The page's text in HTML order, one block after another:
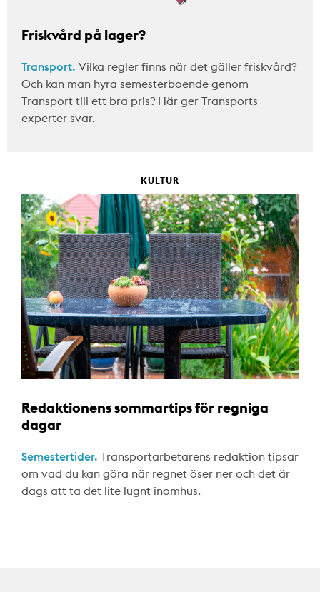
Friskvård på lager?
Transport. Vilka regler finns när det gäller friskvård?
Och kan man hyra semesterboende genom
Transport till ett bra pris? Här ger Transports
experter svar.
KULTUR
Redaktionens sommartips för regniga
dagar
Semestertider. Transportarbetarens redaktion tipsar
om vad du kan göra när regnet öser ner och det är
dags att ta det lite lugnt inomhus.